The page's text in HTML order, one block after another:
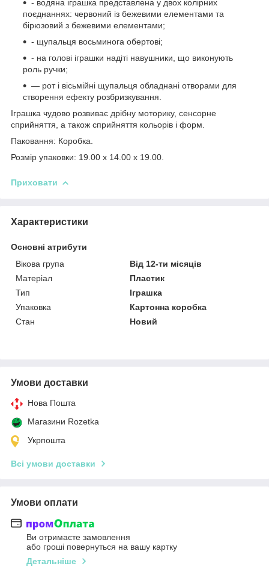
- водяна іграшка представлена у двох колірних
поєднаннях: червоний із бежевими елементами та
бірюзовий з бежевими елементами;
- щупальця восьминога обертові;
- на голові іграшки надіті навушники, що виконують
роль ручки;
— рот і вісьмійні щупальця обладнані отворами для
створення ефекту розбризкування.
Іграшка чудово розвиває дрібну моторику, сенсорне
сприйняття, а також сприйняття кольорів і форм.
Паковання: Коробка.
Розмір упаковки: 19.00 x 14.00 x 19.00.
Приховати
Характеристики
Основні атрибути
Вікова група
Від 12-ти місяців
Матеріал
Пластик
Тип
Іграшка
Упаковка
Картонна коробка
Стан
Новий
Умови доставки
Нова Пошта
Магазини Rozetka
Укрпошта
Всі умови доставки
Умови оплати
Ви отримаєте замовлення
або гроші повернуться на вашу картку
Детальніше